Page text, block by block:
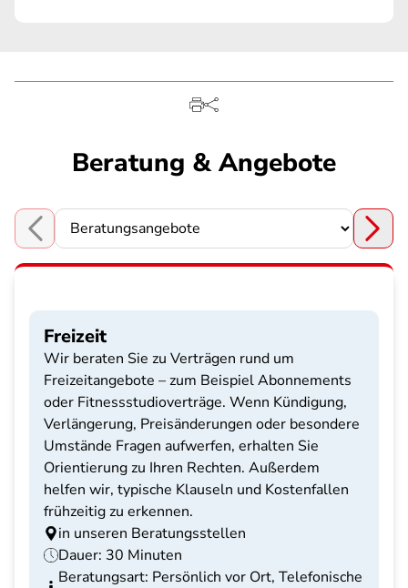
Beratung & Angebote
Choose a section
Freizeit
Wir beraten Sie zu Verträgen rund um
Freizeitangebote – zum Beispiel Abonnements
oder Fitnessstudioverträge. Wenn Kündigung,
Verlängerung, Preisänderungen oder besondere
Umstände Fragen aufwerfen, erhalten Sie
Orientierung zu Ihren Rechten. Außerdem
helfen wir, typische Klauseln und Kostenfallen
frühzeitig zu erkennen.
in unseren Beratungsstellen
Dauer: 30 Minuten
Beratungsart: Persönlich vor Ort, Telefonische